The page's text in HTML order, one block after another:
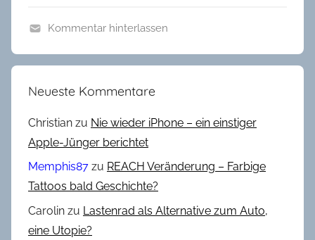
l
e
m
i
n
,
G
Kommentar hinterlassen
Neueste Kommentare
Christian zu Nie wieder iPhone – ein einstiger
Apple-Jünger berichtet
Memphis87 zu REACH Veränderung – Farbige
Tattoos bald Geschichte?
Carolin zu Lastenrad als Alternative zum Auto,
eine Utopie?